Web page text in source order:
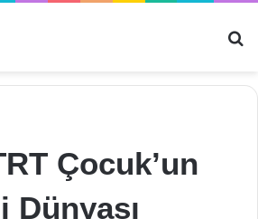
Çocuk’un
Dünyası